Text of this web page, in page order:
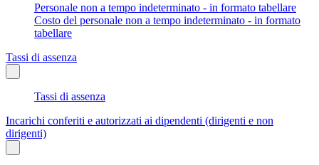
Personale non a tempo indeterminato - in formato tabellare
Costo del personale non a tempo indeterminato - in formato
tabellare
Tassi di assenza
Tassi di assenza
Incarichi conferiti e autorizzati ai dipendenti (dirigenti e non
dirigenti)